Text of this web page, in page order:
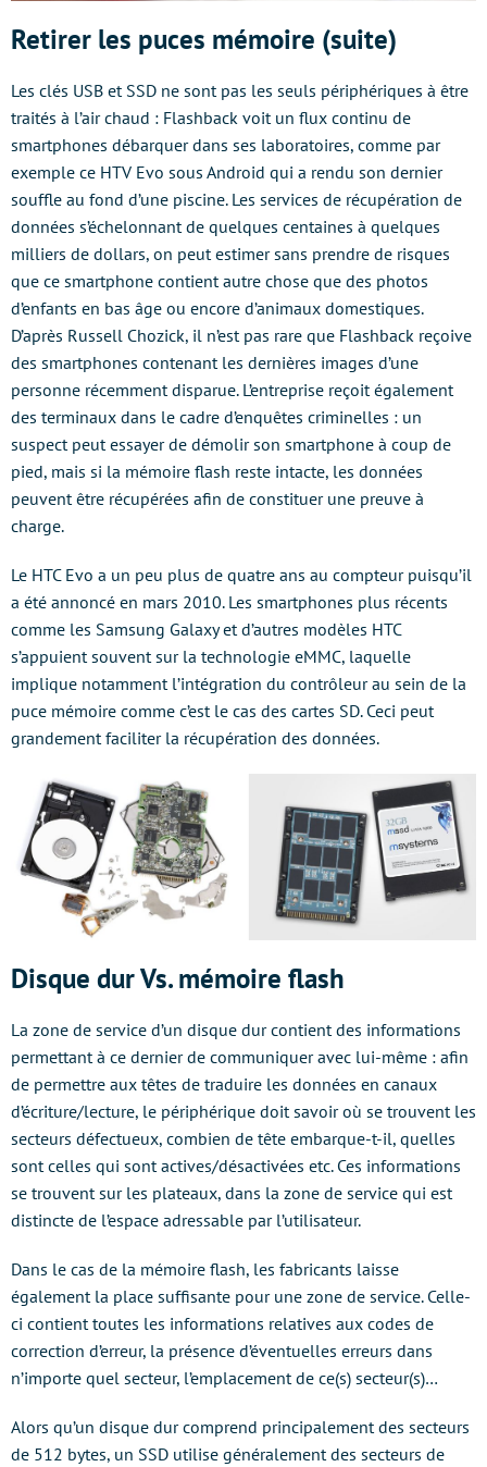
Retirer les puces mémoire (suite)
Les clés USB et SSD ne sont pas les seuls périphériques à être
traités à l’air chaud : Flashback voit un flux continu de
smartphones débarquer dans ses laboratoires, comme par
exemple ce HTV Evo sous Android qui a rendu son dernier
souffle au fond d’une piscine. Les services de récupération de
données s’échelonnant de quelques centaines à quelques
milliers de dollars, on peut estimer sans prendre de risques
que ce smartphone contient autre chose que des photos
d’enfants en bas âge ou encore d’animaux domestiques.
D’après Russell Chozick, il n’est pas rare que Flashback reçoive
des smartphones contenant les dernières images d’une
personne récemment disparue. L’entreprise reçoit également
des terminaux dans le cadre d’enquêtes criminelles : un
suspect peut essayer de démolir son smartphone à coup de
pied, mais si la mémoire flash reste intacte, les données
peuvent être récupérées afin de constituer une preuve à
charge.
Le HTC Evo a un peu plus de quatre ans au compteur puisqu’il
a été annoncé en mars 2010. Les smartphones plus récents
comme les Samsung Galaxy et d’autres modèles HTC
s’appuient souvent sur la technologie eMMC, laquelle
implique notamment l’intégration du contrôleur au sein de la
puce mémoire comme c’est le cas des cartes SD. Ceci peut
grandement faciliter la récupération des données.
Disque dur Vs. mémoire flash
La zone de service d’un disque dur contient des informations
permettant à ce dernier de communiquer avec lui-même : afin
de permettre aux têtes de traduire les données en canaux
d’écriture/lecture, le périphérique doit savoir où se trouvent les
secteurs défectueux, combien de tête embarque-t-il, quelles
sont celles qui sont actives/désactivées etc. Ces informations
se trouvent sur les plateaux, dans la zone de service qui est
distincte de l’espace adressable par l’utilisateur.
Dans le cas de la mémoire flash, les fabricants laisse
également la place suffisante pour une zone de service. Celle-
ci contient toutes les informations relatives aux codes de
correction d’erreur, la présence d’éventuelles erreurs dans
n’importe quel secteur, l’emplacement de ce(s) secteur(s)…
Alors qu’un disque dur comprend principalement des secteurs
de 512 bytes, un SSD utilise généralement des secteurs de